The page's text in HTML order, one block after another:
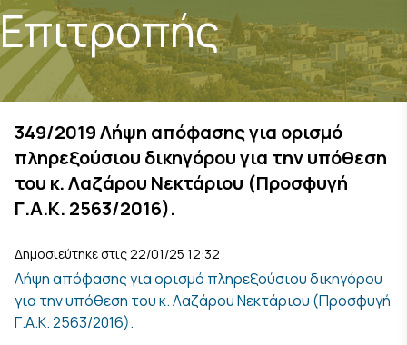
Επιτροπής
349/2019 Λήψη απόφασης για ορισμό
πληρεξούσιου δικηγόρου για την υπόθεση
του κ. Λαζάρου Νεκτάριου (Προσφυγή
Γ.Α.Κ. 2563/2016).
Δημοσιεύτηκε στις 22/01/25 12:32
Λήψη απόφασης για ορισμό πληρεξούσιου δικηγόρου
για την υπόθεση του κ. Λαζάρου Νεκτάριου (Προσφυγή
Γ.Α.Κ. 2563/2016).